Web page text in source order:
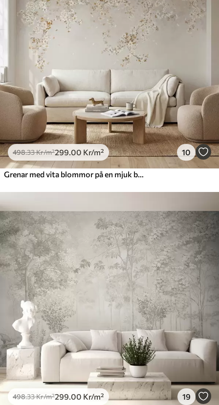
498.33Kr/m²299.00 Kr/m² 10
Grenar med vita blommor på en mjuk beige bakgrund
498.33Kr/m²299.00 Kr/m² 19